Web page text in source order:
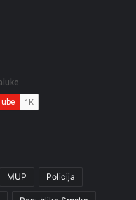
MUP Policija